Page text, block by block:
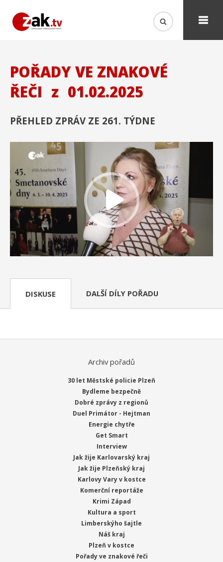
POŘADY VE ZNAKOVÉ
ŘEČI z 01.02.2025
PŘEHLED ZPRÁV ZE 261. TÝDNE
DISKUSE DALŠÍ DÍLY POŘADU
Archiv pořadů
30 let Městské policie Plzeň
Bydleme bezpečně
Dobré zprávy z regionů
Duel Primátor - Hejtman
Energie chytře
Get Smart
Interview
Jak žije Karlovarský kraj
Jak žije Plzeňský kraj
Karlovy Vary v kostce
Komerční reportáže
Krimi Západ
Kultura a sport
Limberskýho šajtle
Náš kraj
Plzeň v kostce
Pořady ve znakové řeči